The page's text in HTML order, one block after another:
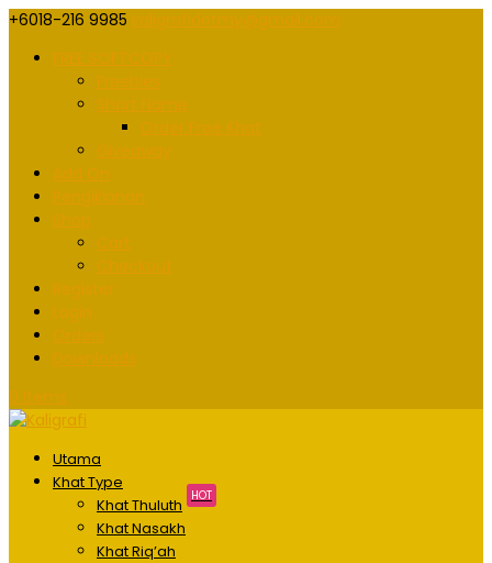
+6018-216 9985
Utama
Khat Type
Khat Thuluth
HOT
Khat Nasakh
Khat Riq’ah